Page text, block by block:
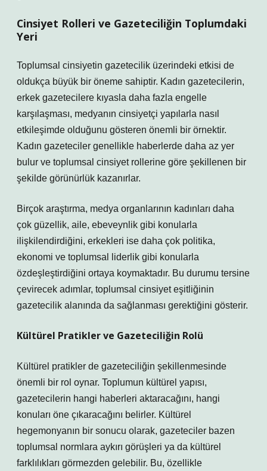
Cinsiyet Rolleri ve Gazeteciliğin Toplumdaki
Yeri
Toplumsal cinsiyetin gazetecilik üzerindeki etkisi de
oldukça büyük bir öneme sahiptir. Kadın gazetecilerin,
erkek gazetecilere kıyasla daha fazla engelle
karşılaşması, medyanın cinsiyetçi yapılarla nasıl
etkileşimde olduğunu gösteren önemli bir örnektir.
Kadın gazeteciler genellikle haberlerde daha az yer
bulur ve toplumsal cinsiyet rollerine göre şekillenen bir
şekilde görünürlük kazanırlar.
Birçok araştırma, medya organlarının kadınları daha
çok güzellik, aile, ebeveynlik gibi konularla
ilişkilendirdiğini, erkekleri ise daha çok politika,
ekonomi ve toplumsal liderlik gibi konularla
özdeşleştirdiğini ortaya koymaktadır. Bu durumu tersine
çevirecek adımlar, toplumsal cinsiyet eşitliğinin
gazetecilik alanında da sağlanması gerektiğini gösterir.
Kültürel Pratikler ve Gazeteciliğin Rolü
Kültürel pratikler de gazeteciliğin şekillenmesinde
önemli bir rol oynar. Toplumun kültürel yapısı,
gazetecilerin hangi haberleri aktaracağını, hangi
konuları öne çıkaracağını belirler. Kültürel
hegemonyanın bir sonucu olarak, gazeteciler bazen
toplumsal normlara aykırı görüşleri ya da kültürel
farklılıkları görmezden gelebilir. Bu, özellikle